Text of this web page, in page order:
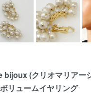
(クリオマリアー
リュームイヤリング